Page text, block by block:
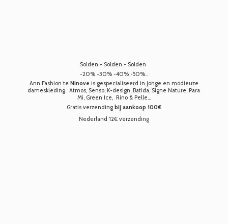
Solden - Solden - Solden
-20% -30% -40% -50%...
Ann Fashion te Ninove is gespecialiseerd in jonge en modieuze
dameskleding. Atmos, Senso, K-design, Batida, Signe Nature, Para
Mi, Green Ice, Rino & Pelle...
Gratis verzending bij aankoop 100€
Nederland 12€ verzending